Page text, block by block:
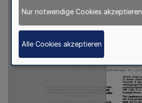
Nur notwendige Cookies akzeptieren
Alle Cookies akzeptieren